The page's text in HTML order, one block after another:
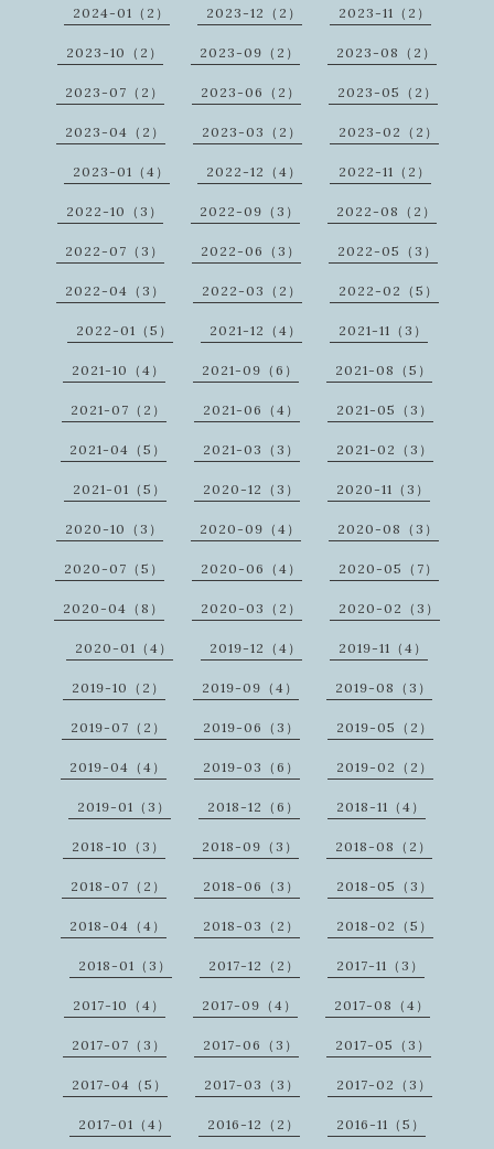
2024-01（2） 2023-12（2） 2023-11（2）
2023-10（2） 2023-09（2） 2023-08（2）
2023-07（2） 2023-06（2） 2023-05（2）
2023-04（2） 2023-03（2） 2023-02（2）
2023-01（4） 2022-12（4） 2022-11（2）
2022-10（3） 2022-09（3） 2022-08（2）
2022-07（3） 2022-06（3） 2022-05（3）
2022-04（3） 2022-03（2） 2022-02（5）
2022-01（5） 2021-12（4） 2021-11（3）
2021-10（4） 2021-09（6） 2021-08（5）
2021-07（2） 2021-06（4） 2021-05（3）
2021-04（5） 2021-03（3） 2021-02（3）
2021-01（5） 2020-12（3） 2020-11（3）
2020-10（3） 2020-09（4） 2020-08（3）
2020-07（5） 2020-06（4） 2020-05（7）
2020-04（8） 2020-03（2） 2020-02（3）
2020-01（4） 2019-12（4） 2019-11（4）
2019-10（2） 2019-09（4） 2019-08（3）
2019-07（2） 2019-06（3） 2019-05（2）
2019-04（4） 2019-03（6） 2019-02（2）
2019-01（3） 2018-12（6） 2018-11（4）
2018-10（3） 2018-09（3） 2018-08（2）
2018-07（2） 2018-06（3） 2018-05（3）
2018-04（4） 2018-03（2） 2018-02（5）
2018-01（3） 2017-12（2） 2017-11（3）
2017-10（4） 2017-09（4） 2017-08（4）
2017-07（3） 2017-06（3） 2017-05（3）
2017-04（5） 2017-03（3） 2017-02（3）
2017-01（4） 2016-12（2） 2016-11（5）